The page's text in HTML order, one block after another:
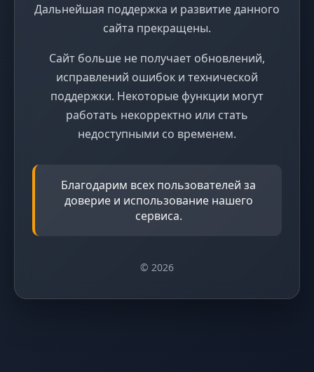
Дальнейшая поддержка и развитие данного
сайта прекращены.
Сайт больше не получает обновлений,
исправлений ошибок и технической
поддержки. Некоторые функции могут
работать некорректно или стать
недоступными со временем.
Благодарим всех пользователей за
доверие и использование нашего
сервиса.
© 2026